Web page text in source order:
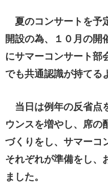
夏のコンサートを予
開設の為、１０月の開
にサマーコンサート部
でも共通認識が持てる
当日は例年の反省点
ウンスを増やし、席の
づくりをし、サマーコ
それぞれが準備をし、
ました。